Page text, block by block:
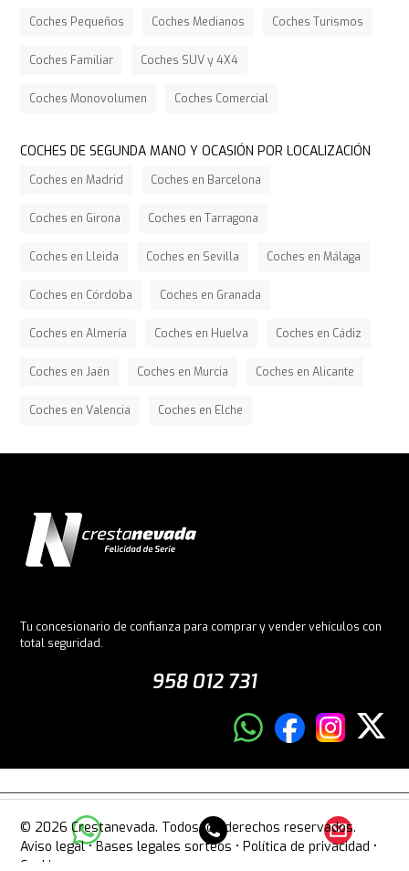
Coches Pequeños Coches Medianos Coches Turismos
Coches Familiar Coches SUV y 4X4
Coches Monovolumen Coches Comercial
COCHES DE SEGUNDA MANO Y OCASIÓN POR LOCALIZACIÓN
Coches en Madrid Coches en Barcelona
Coches en Girona Coches en Tarragona
Coches en Lleida Coches en Sevilla Coches en Málaga
Coches en Córdoba Coches en Granada
Coches en Almería Coches en Huelva Coches en Cádiz
Coches en Jaén Coches en Murcia Coches en Alicante
Coches en Valencia Coches en Elche
Tu concesionario de confianza para comprar y vender vehículos con
total seguridad.
958 012 731
© 2026 Crestanevada. Todos los derechos reservados.
Aviso legal•Bases legales sorteos •Política de privacidad •
Cookies